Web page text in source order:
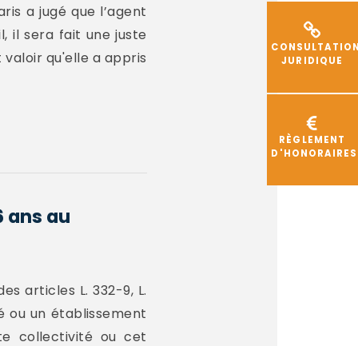
JURIDIQUE
RÈGLEMENT
D'HONORAIRES
a jugé que l’agent
il sera fait une juste
valoir qu'elle a appris
ans au
articles L. 332-9, L.
ou un établissement
collectivité ou cet